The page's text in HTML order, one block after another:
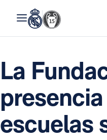
La
escuelas